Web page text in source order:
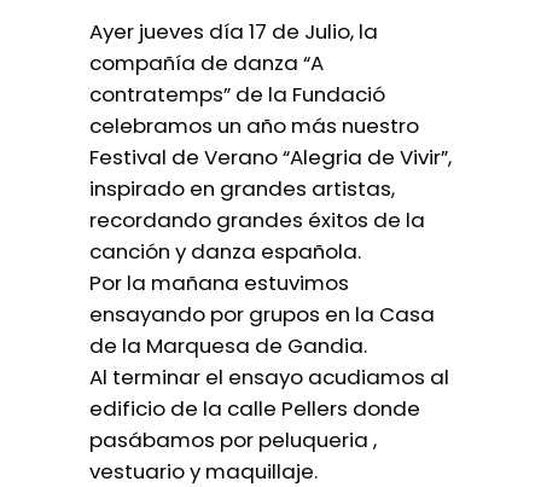
Ayer jueves día 17 de Julio, la
compañía de danza “A
contratemps” de la Fundació
celebramos un año más nuestro
Festival de Verano “Alegria de Vivir”,
inspirado en grandes artistas,
recordando grandes éxitos de la
canción y danza española.
Por la mañana estuvimos
ensayando por grupos en la Casa
de la Marquesa de Gandia.
Al terminar el ensayo acudiamos al
edificio de la calle Pellers donde
pasábamos por peluqueria ,
vestuario y maquillaje.